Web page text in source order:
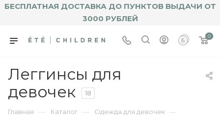
БЕСПЛАТНАЯ ДОСТАВКА ДО ПУНКТОВ ВЫДАЧИ ОТ
3000 РУБЛЕЙ
0
Леггинсы для
девочек
18
Главная — Каталог — Одежда для девочек —